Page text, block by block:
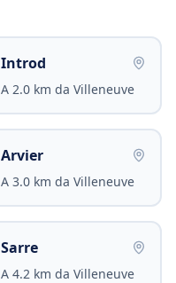
Introd
A 2.0 km da Villeneuve
Arvier
A 3.0 km da Villeneuve
Sarre
A 4.2 km da Villeneuve